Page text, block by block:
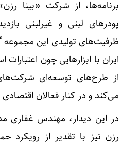
برنامه‌ها، از شرکت «بینا
پودرهای لبنی و غیرلبنی
ظرفیت‌های تولیدی این
ایران با ابزارهایی چون
از طرح‌های توسعه‌ای
می‌کند و در کنار فعالان
در این دیدار، مهندس غفاری
رزن نیز با تقدیر از رویکرد